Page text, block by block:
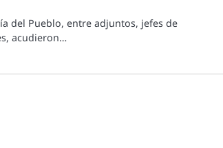
del Pueblo, entre adjuntos, jefes de
acudieron…